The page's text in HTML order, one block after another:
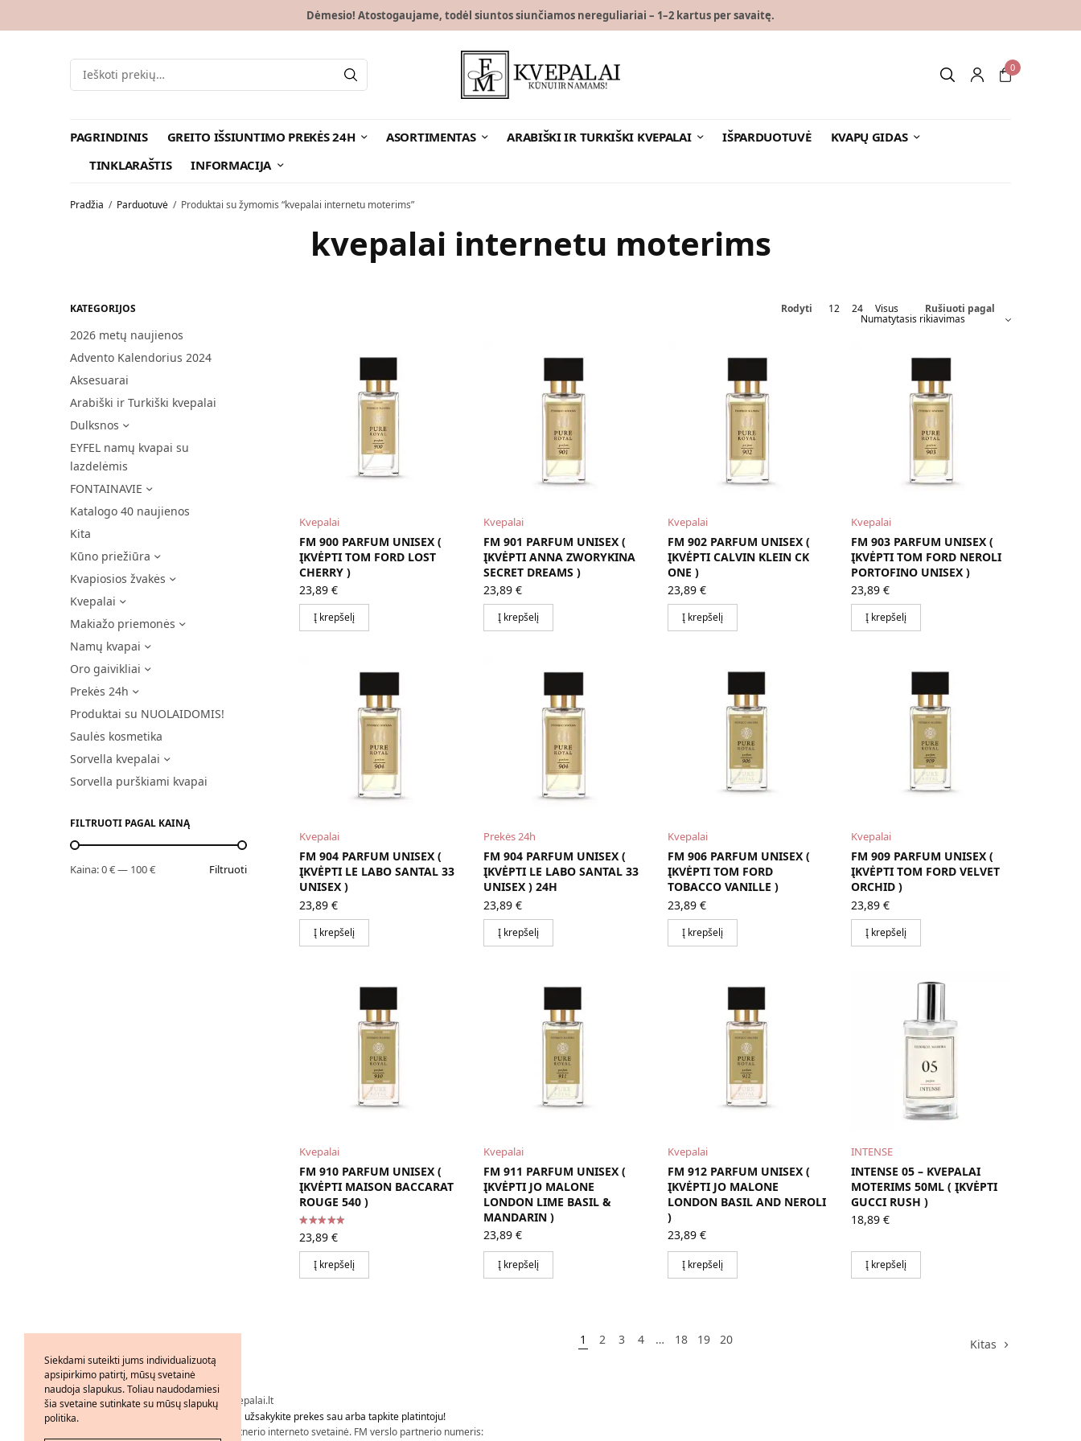
Dėmesio! Atostogaujame, todėl siuntos siunčiamos nereguliariai – 1–2 kartus per savaitę.
0
PAGRINDINIS GREITO IŠSIUNTIMO PREKĖS 24H ASORTIMENTAS ARABIŠKI IR TURKIŠKI KVEPALAI IŠPARDUOTUVĖ
KVAPŲ GIDAS
TINKLARAŠTIS
INFORMACIJA
Pradžia / Parduotuvė / Produktai su žymomis “kvepalai internetu moterims”
kvepalai internetu moterims
KATEGORIJOS
2026 metų naujienos
Advento Kalendorius 2024
Aksesuarai
Arabiški ir Turkiški kvepalai
Dulksnos
EYFEL namų kvapai su
lazdelėmis
FONTAINAVIE
Katalogo 40 naujienos
Kita
Kūno priežiūra
Kvapiosios žvakės
Kvepalai
Makiažo priemonės
Namų kvapai
Oro gaivikliai
Prekės 24h
Produktai su NUOLAIDOMIS!
Saulės kosmetika
Sorvella kvepalai
Sorvella purškiami kvapai
FILTRUOTI PAGAL KAINĄ
Filtruoti
Kaina:0 €— 100 €
Rodyti 12 24 Visus Rušiuoti pagal
Kvepalai
FM 900 PARFUM UNISEX (
ĮKVĖPTI TOM FORD LOST
CHERRY )
23,89 €
Į krepšelį
Kvepalai
FM 901 PARFUM UNISEX (
ĮKVĖPTI ANNA ZWORYKINA
SECRET DREAMS )
23,89 €
Į krepšelį
Kvepalai
FM 902 PARFUM UNISEX (
ĮKVĖPTI CALVIN KLEIN CK
ONE )
23,89 €
Į krepšelį
Kvepalai
FM 903 PARFUM UNISEX (
ĮKVĖPTI TOM FORD NEROLI
PORTOFINO UNISEX )
23,89€
Į krepšelį
Kvepalai
FM 904 PARFUM UNISEX (
ĮKVĖPTI LE LABO SANTAL 33
UNISEX )
23,89 €
Į krepšelį
Prekės 24h
FM 904 PARFUM UNISEX (
ĮKVĖPTI LE LABO SANTAL 33
UNISEX ) 24H
23,89 €
Į krepšelį
Kvepalai
FM 906 PARFUM UNISEX (
ĮKVĖPTI TOM FORD
TOBACCO VANILLE )
23,89 €
Į krepšelį
Kvepalai
FM 909 PARFUM UNISEX (
ĮKVĖPTI TOM FORD VELVET
ORCHID )
23,89€
Į krepšelį
Kvepalai
FM 910 PARFUM UNISEX (
ĮKVĖPTI MAISON BACCARAT
ROUGE 540 )
23,89 €
Į krepšelį
Kvepalai
FM 911 PARFUM UNISEX (
ĮKVĖPTI JO MALONE
LONDON LIME BASIL &
MANDARIN )
23,89 €
Į krepšelį
Kvepalai
FM 912 PARFUM UNISEX (
ĮKVĖPTI JO MALONE
LONDON BASIL AND NEROLI
)
23,89 €
Į krepšelį
INTENSE
INTENSE 05 – KVEPALAI
MOTERIMS 50ML ( ĮKVĖPTI
GUCCI RUSH )
18,89€
Į krepšelį
1 2 3 4 … 18 19 20 Kitas
Visos teisės saugomos © 2026 - FMkvepalai.lt
Tapkite FMWorld verslo partneriu arba užsakykite prekes sau arba tapkite platintoju!
Nepriklausomo FM WORLD Verslo Partnerio interneto svetainė. FM verslo partnerio numeris:
Siekdami suteikti jums individualizuotą
apsipirkimo patirtį, mūsų svetainė
naudoja slapukus. Toliau naudodamiesi
šia svetaine sutinkate su mūsų slapukų
politika.